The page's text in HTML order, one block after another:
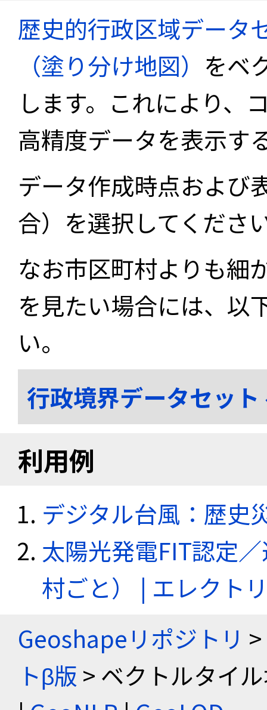
歴史的行政区域データ
（塗り分け地図） をベ
します。これにより、
高精度データを表示す
データ作成時点および
合）を選択してくださ
なお市区町村よりも細
を見たい場合には、以
い。
行政境界データセッ
利用例
デジタル台風：歴史
太陽光発電FIT認定
村ごと） | エレクト
Geoshapeリポジトリ >
トβ版 > ベクトルタイ